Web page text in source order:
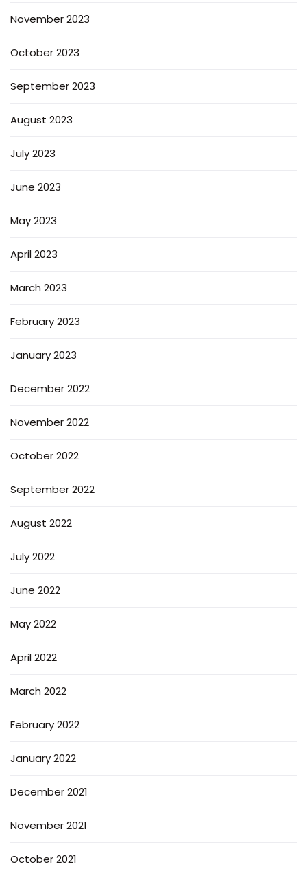
November 2023
October 2023
September 2023
August 2023
July 2023
June 2023
May 2023
April 2023
March 2023
February 2023
January 2023
December 2022
November 2022
October 2022
September 2022
August 2022
July 2022
June 2022
May 2022
April 2022
March 2022
February 2022
January 2022
December 2021
November 2021
October 2021